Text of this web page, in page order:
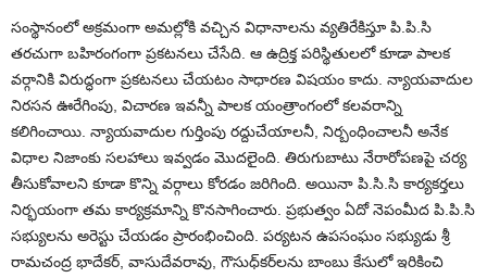
సంస్థానంలో అక్రమంగా అమల్లోకి వచ్చిన విధానాలను వ్యతిరేకిస్తూ పి.పి.సి
తరచుగా బహిరంగంగా ప్రకటనలు చేసేది. ఆ ఉద్రిక్త పరిస్థితులలో కూడా పాలక
వర్గానికి విరుద్ధంగా ప్రకటనలు చేయటం సాధారణ విషయం కాదు. న్యాయవాదుల
నిరసన ఊరేగింపు, విచారణ ఇవన్నీ పాలక యంత్రాంగంలో కలవరాన్ని
కలిగించాయి. న్యాయవాదుల గుర్తింపు రద్దుచేయాలనీ, నిర్బంధించాలనీ అనేక
విధాల నిజాంకు సలహాలు ఇవ్వడం మొదలైంది. తిరుగుబాటు నేరారోపణపై చర్య
తీసుకోవాలని కూడా కొన్ని వర్గాలు కోరడం జరిగింది. అయినా పి.సి.సి కార్యకర్తలు
నిర్భయంగా తమ కార్యక్రమాన్ని కొనసాగించారు. ప్రభుత్వం ఏదో నెపంమీద పి.పి.సి
సభ్యులను అరెస్టు చేయడం ప్రారంభించింది. పర్యటన ఉపసంఘం సభ్యుడు శ్రీ
రామచంద్ర భాదేకర్, వాసుదేవరావు, గౌసుధ్‌కర్‌లను బాంబు కేసులో ఇరికించి